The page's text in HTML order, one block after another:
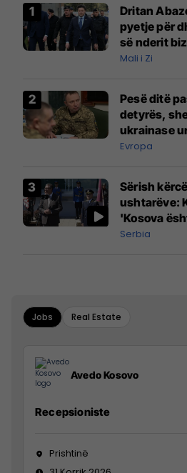
Dritan
pyetje për
së nderit
Mali i Zi
Pesë ditë
detyrës,
ukrainase
madh
Evropa
Sërish
ushtarëve:
'Kosova
Serbia
Jobs Real Estate
Avedo Kosovo
Recepsioniste
Prishtinë